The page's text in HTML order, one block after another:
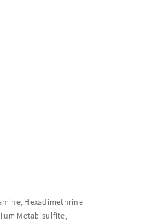
Hexadimethrine
Metabisulfite,